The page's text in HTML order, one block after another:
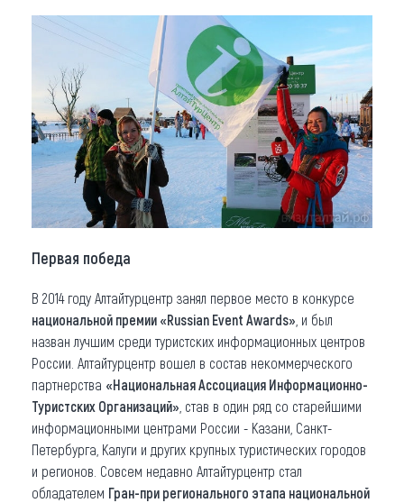
Первая победа
В 2014 году Алтайтурцентр занял первое место в конкурсе
национальной премии «Russian Event Awards» , и был
назван лучшим среди туристских информационных центров
России. Алтайтурцентр вошел в состав некоммерческого
партнерства «Национальная Ассоциация Информационно-
Туристских Организаций» , став в один ряд со старейшими
информационными центрами России - Казани, Санкт-
Петербурга, Калуги и других крупных туристических городов
и регионов. Совсем недавно Алтайтурцентр стал
обладателем Гран-при регионального этапа национальной